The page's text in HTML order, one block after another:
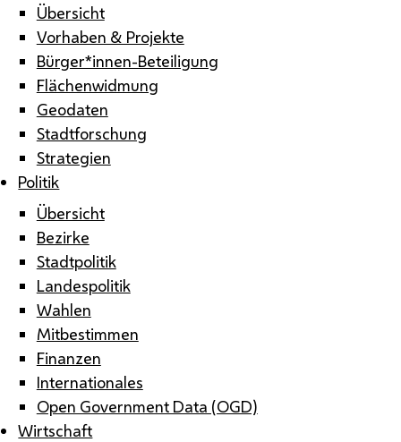
Übersicht
Vorhaben & Projekte
Bürger*innen-Beteiligung
Flächenwidmung
Geodaten
Stadtforschung
Strategien
Politik
Übersicht
Bezirke
Stadtpolitik
Landespolitik
Wahlen
Mitbestimmen
Finanzen
Internationales
Open Government Data (OGD)
Wirtschaft